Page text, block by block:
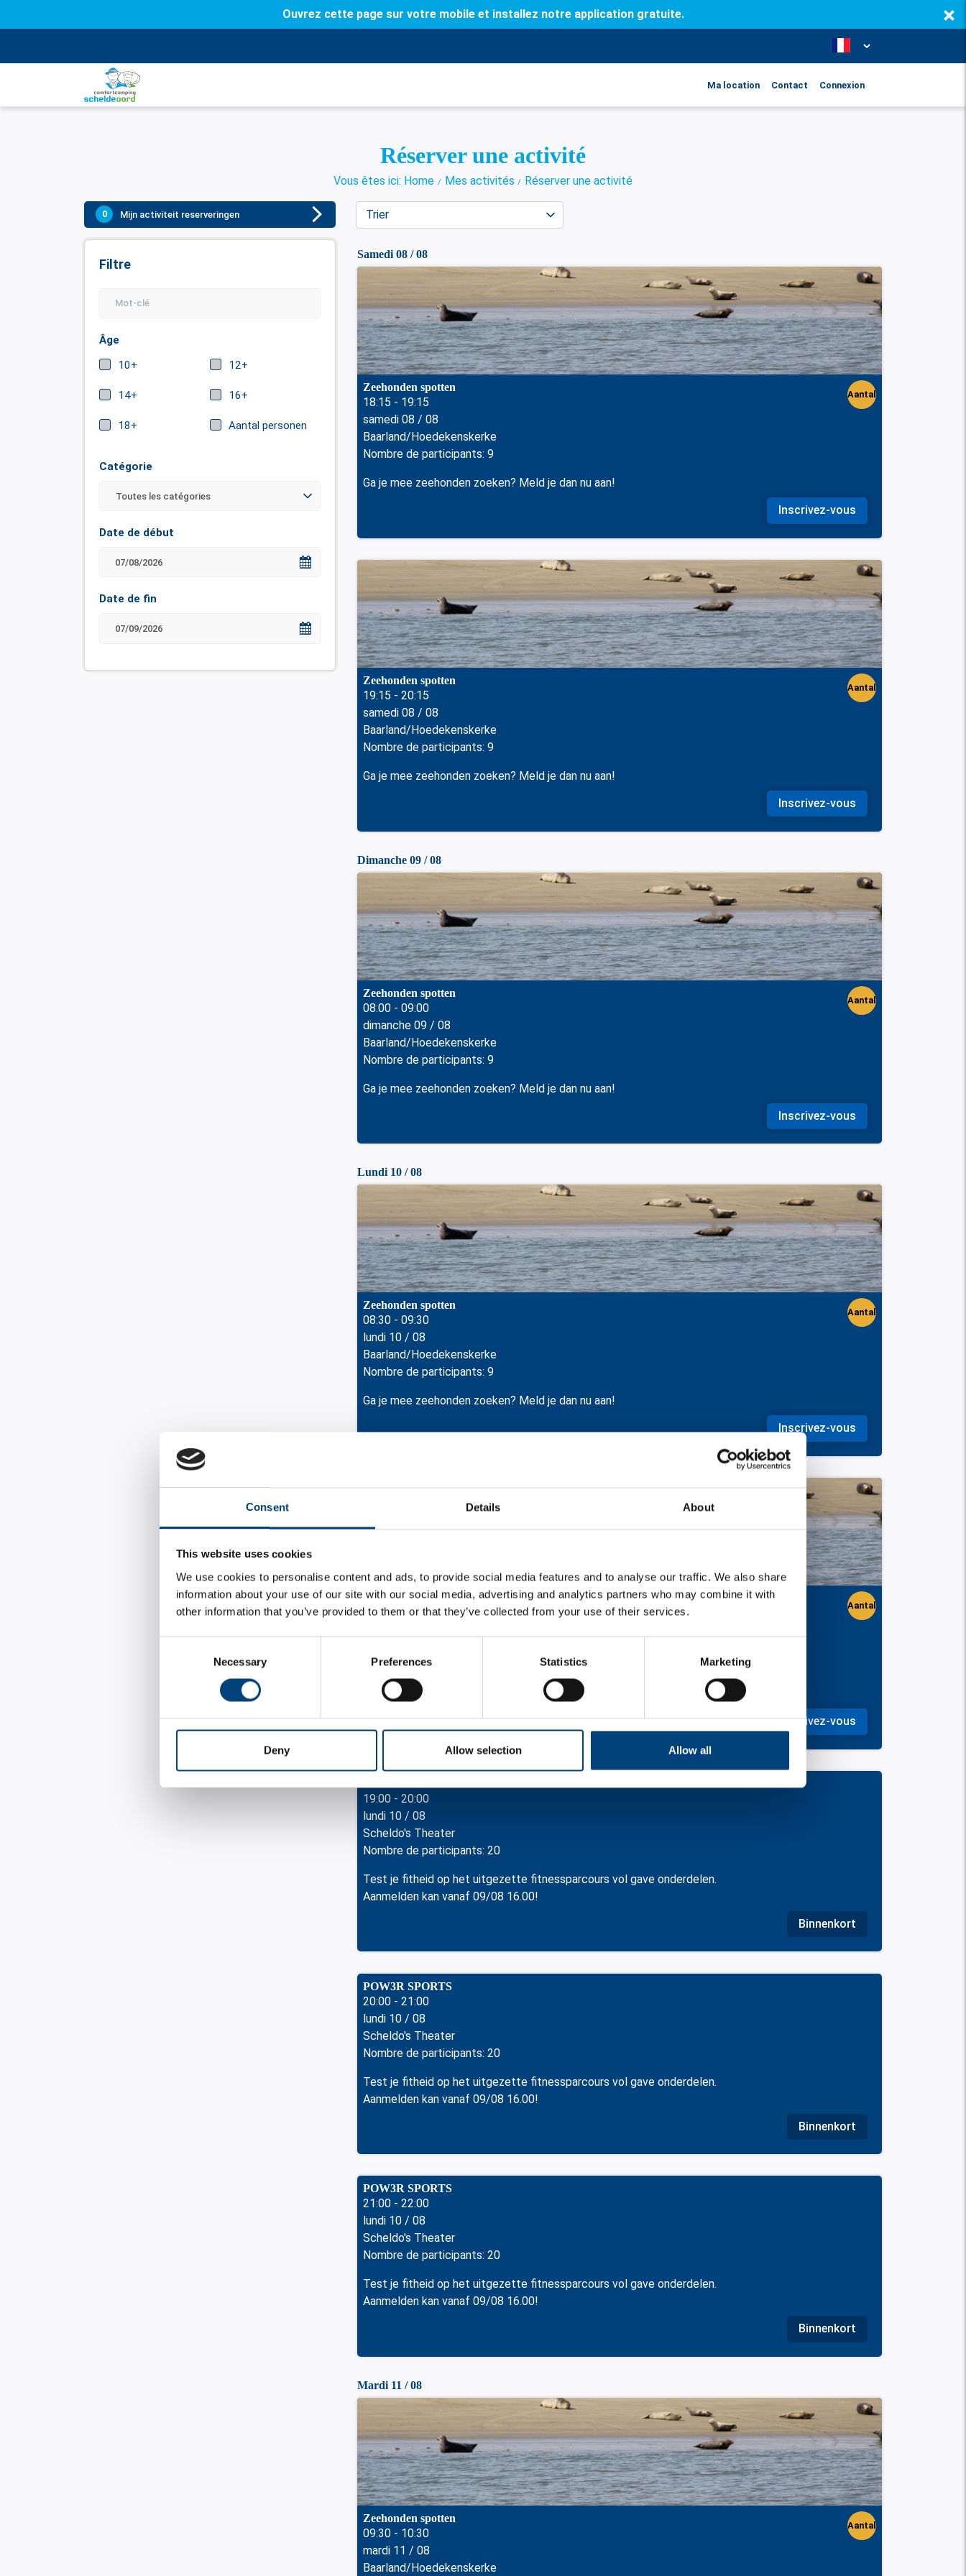
Consent Details About
This website uses cookies
We use cookies to personalise content and ads, to provide social media features and to analyse our traffic. We also share
information about your use of our site with our social media, advertising and analytics partners who may combine it with
other information that you’ve provided to them or that they’ve collected from your use of their services.
Necessary Preferences Statistics Marketing
Deny Allow selection Allow all
Ouvrez cette page sur votre mobile et installez notre application gratuite. ×
Ma location Contact Connexion
Réserver une activité
Vous êtes ici: Home Mes activités Réserver une activité
0 Mijn activiteit reserveringen
Filtre
Âge
10+
12+
14+ 16+
18+ Aantal personen
Catégorie
Date de début
Date de fin
Samedi 08 / 08
Zeehonden spotten
18:15 - 19:15
samedi 08 / 08
Baarland/Hoedekenskerke
Nombre de participants: 9
Aantal
Ga je mee zeehonden zoeken? Meld je dan nu aan!
Inscrivez-vous
Zeehonden spotten
19:15 - 20:15
samedi 08 / 08
Baarland/Hoedekenskerke
Nombre de participants: 9
Aantal
Ga je mee zeehonden zoeken? Meld je dan nu aan!
Inscrivez-vous
Dimanche 09 / 08
Zeehonden spotten
08:00 - 09:00
dimanche 09 / 08
Baarland/Hoedekenskerke
Nombre de participants: 9
Aantal
Ga je mee zeehonden zoeken? Meld je dan nu aan!
Inscrivez-vous
Lundi 10 / 08
Zeehonden spotten
08:30 - 09:30
lundi 10 / 08
Baarland/Hoedekenskerke
Nombre de participants: 9
Aantal
Ga je mee zeehonden zoeken? Meld je dan nu aan!
Inscrivez-vous
Zeehonden spotten
09:30 - 10:30
Nombre de participants: 9
Aantal
Ga je mee zeehonden zoeken? Meld je dan nu aan!
Inscrivez-vous
19:00 - 20:00
lundi 10 / 08
Scheldo's Theater
Nombre de participants: 20
Test je fitheid op het uitgezette fitnessparcours vol gave onderdelen.
Aanmelden kan vanaf 09/08 16.00!
Binnenkort
POW3R SPORTS
20:00 - 21:00
lundi 10 / 08
Scheldo's Theater
Nombre de participants: 20
Test je fitheid op het uitgezette fitnessparcours vol gave onderdelen.
Aanmelden kan vanaf 09/08 16.00!
Binnenkort
POW3R SPORTS
21:00 - 22:00
lundi 10 / 08
Scheldo's Theater
Nombre de participants: 20
Test je fitheid op het uitgezette fitnessparcours vol gave onderdelen.
Aanmelden kan vanaf 09/08 16.00!
Binnenkort
Mardi 11 / 08
Zeehonden spotten
09:30 - 10:30
mardi 11 / 08
Baarland/Hoedekenskerke
Aantal